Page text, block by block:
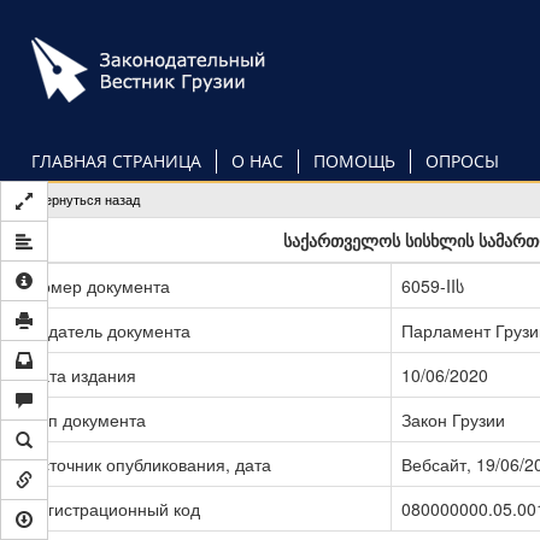
основному
содержанию
ГЛАВНАЯ СТРАНИЦА О НАС ПОМОЩЬ ОПРОСЫ
Вернуться назад
საქართველოს სისხლის
Номер документа
6059-IIს
Издатель документа
Парламент
Дата издания
10/06/2020
Тип документа
Закон Грузии
Источник опубликования, дата
Вебсайт, 19/06/
Регистрационный код